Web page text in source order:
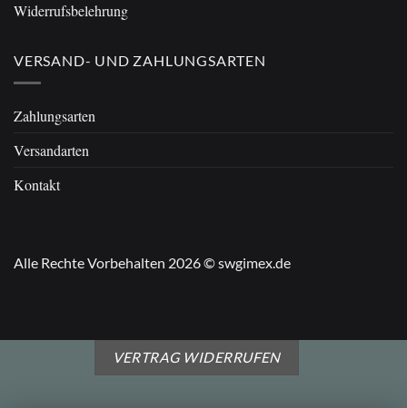
Widerrufsbelehrung
VERSAND- UND ZAHLUNGSARTEN
Zahlungsarten
Versandarten
Kontakt
Alle Rechte Vorbehalten 2026 © swgimex.de
VERTRAG WIDERRUFEN